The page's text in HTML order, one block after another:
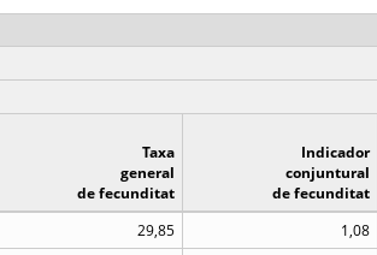
Taxa
general
de fecunditat
Indicador
conjuntural
de fecunditat
29,85 1,08